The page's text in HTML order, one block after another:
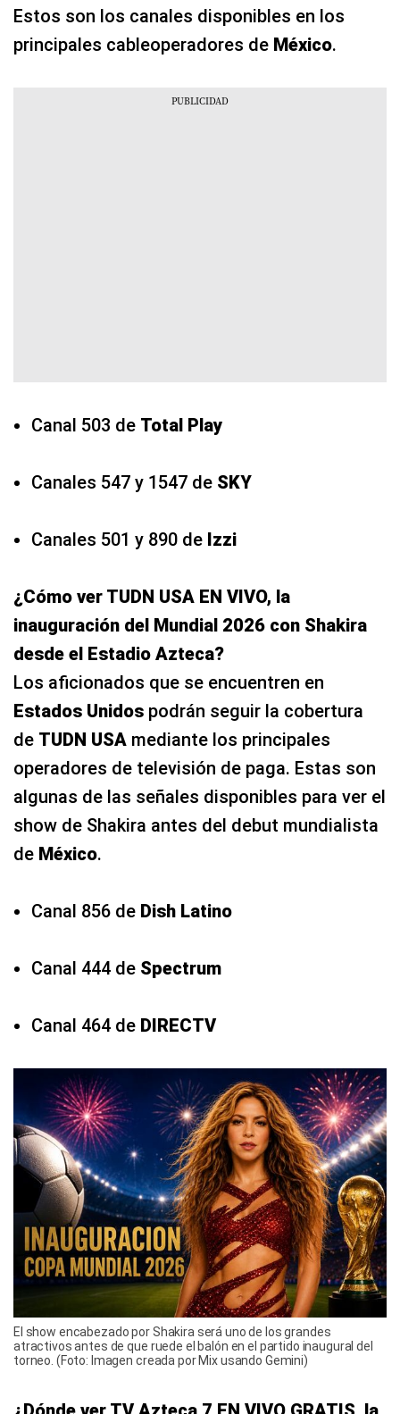
Estos son los canales disponibles en los
principales cableoperadores de México.
Canal 503 de Total Play
Canales 547 y 1547 de SKY
Canales 501 y 890 de Izzi
¿Cómo ver TUDN USA EN VIVO, la
inauguración del Mundial 2026 con Shakira
desde el Estadio Azteca?
Los aficionados que se encuentren en
Estados Unidos podrán seguir la cobertura
de TUDN USA mediante los principales
operadores de televisión de paga. Estas son
algunas de las señales disponibles para ver el
show de Shakira antes del debut mundialista
de México.
Canal 856 de Dish Latino
Canal 444 de Spectrum
Canal 464 de DIRECTV
El show encabezado por Shakira será uno de los grandes
atractivos antes de que ruede el balón en el partido inaugural del
torneo. (Foto: Imagen creada por Mix usando Gemini)